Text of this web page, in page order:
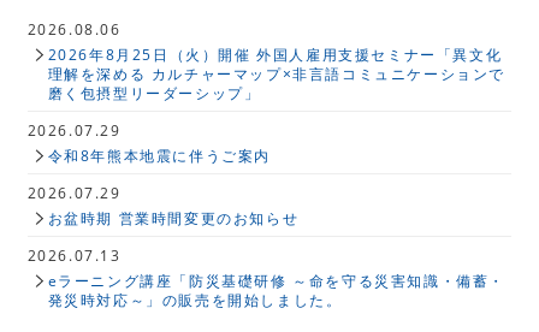
2026.08.06
2026年8月25日（火）開催 外国人雇用支援セミナー「異文化
理解を深める カルチャーマップ×非言語コミュニケーションで
磨く包摂型リーダーシップ」
2026.07.29
令和8年熊本地震に伴うご案内
2026.07.29
お盆時期 営業時間変更のお知らせ
2026.07.13
eラーニング講座「防災基礎研修 ～命を守る災害知識・備蓄・
発災時対応～」の販売を開始しました。